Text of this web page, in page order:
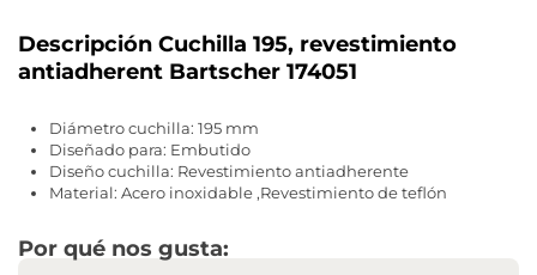
Descripción Cuchilla 195, revestimiento
antiadherent Bartscher 174051
Diámetro cuchilla: 195 mm
Diseñado para: Embutido
Diseño cuchilla: Revestimiento antiadherente
Material: Acero inoxidable ,Revestimiento de teflón
Por qué nos gusta: